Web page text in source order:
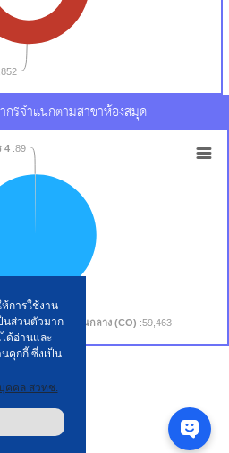
การใช้งาน
นส่วนตัวมาก
ด้อ่านและ
คุกกี้ ซึ่งเป็น
คคล สวทช.
รจำแนกตามสาขาห้องสมุด
สำนักงานกลาง (CO) :59,463
4 :89